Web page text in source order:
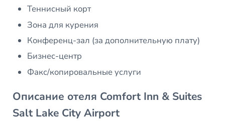
Теннисный корт
Зона для курения
Конференц-зал (за дополнительную плату)
Бизнес-центр
Факс/копировальные услуги
Описание отеля Comfort Inn & Suites
Salt Lake City Airport